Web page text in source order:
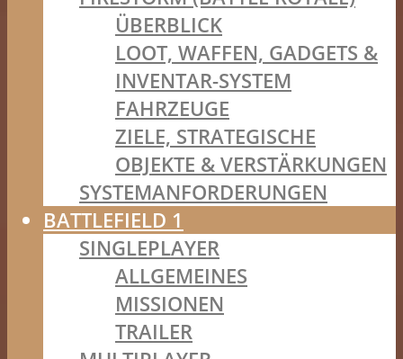
ÜBERBLICK
LOOT, WAFFEN, GADGETS &
INVENTAR-SYSTEM
FAHRZEUGE
ZIELE, STRATEGISCHE
OBJEKTE & VERSTÄRKUNGEN
SYSTEMANFORDERUNGEN
BATTLEFIELD 1
SINGLEPLAYER
ALLGEMEINES
MISSIONEN
TRAILER